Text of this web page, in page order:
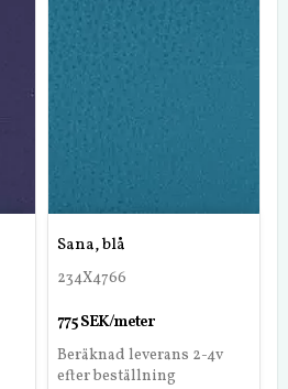
Sana, blå
234X4766
775 SEK/meter
Beräknad leverans 2-4v
efter beställning